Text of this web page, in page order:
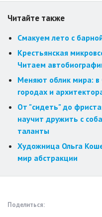
Читайте также
Смакуем лето с
Крестьянская
Читаем
Меняют облик мира:
городах и
От "сидеть" до
научит дружить с
таланты
Художница Ольга
мир абстракции
Поделиться: